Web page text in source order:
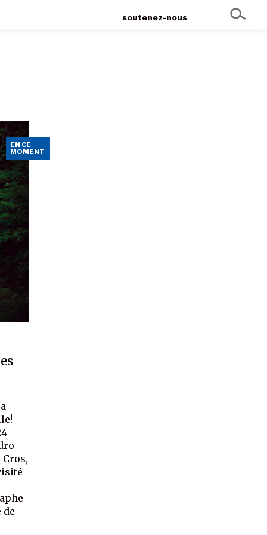
soutenez-nous
EN CE
MOMENT
de